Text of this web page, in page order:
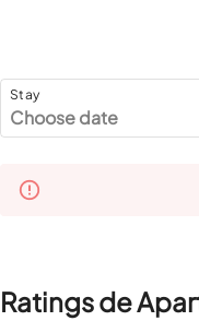
Stay
Choose date
Ratings de